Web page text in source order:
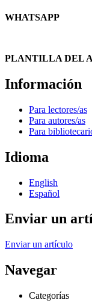
WHATSAPP
PLANTILLA DEL
Información
Para lectores/as
Para autores/as
Para
Idioma
English
Español
Enviar un
Enviar un artículo
Navegar
Categorías